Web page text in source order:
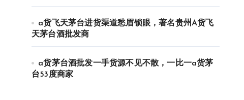
a货飞天茅台进货渠道愁眉锁眼，著名贵州A货飞
天茅台酒批发商
a货茅台酒批发一手货源不见不散，一比一a货茅
台53度商家